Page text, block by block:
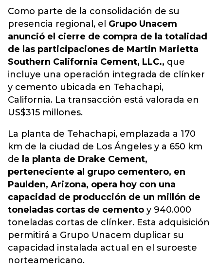
Como parte de la consolidación de su
presencia regional, el Grupo Unacem
anunció el cierre de compra de la totalidad
de las participaciones de Martin Marietta
Southern California Cement, LLC., que
incluye una operación integrada de clínker
y cemento ubicada en Tehachapi,
California. La transacción está valorada en
US$315 millones.
La planta de Tehachapi, emplazada a 170
km de la ciudad de Los Ángeles y a 650 km
de la planta de Drake Cement,
perteneciente al grupo cementero, en
Paulden, Arizona, opera hoy con una
capacidad de producción de un millón de
toneladas cortas de cemento y 940.000
toneladas cortas de clínker. Esta adquisición
permitirá a Grupo Unacem duplicar su
capacidad instalada actual en el suroeste
norteamericano.